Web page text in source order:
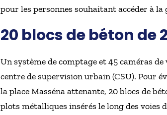
pour les personnes souhaitant accéder à
20 blocs de béton de
Un système de comptage et 45 caméras
centre de supervision urbain (CSU). Pour
la place Masséna attenante, 20 blocs de
plots métalliques insérés le long des voies